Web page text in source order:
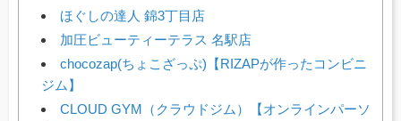
ほぐしの達人 錦3丁目店
加圧ビューティーテラス 名駅店
chocozap(ちょこざっぷ)【RIZAPが作ったコンビニ
ジム】
CLOUD GYM（クラウドジム）【オンラインパーソ